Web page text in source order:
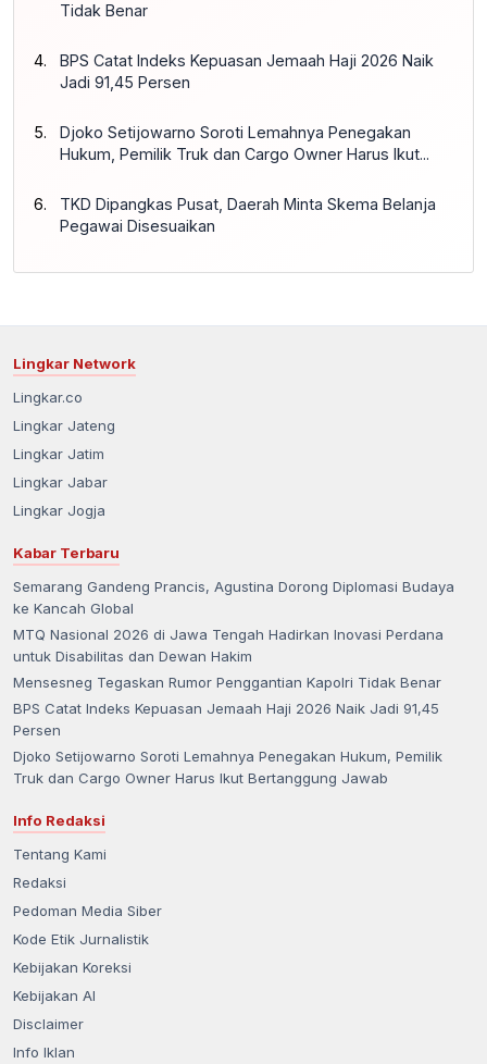
Tidak Benar
BPS Catat Indeks Kepuasan Jemaah Haji 2026 Naik
Jadi 91,45 Persen
Djoko Setijowarno Soroti Lemahnya Penegakan
Hukum, Pemilik Truk dan Cargo Owner Harus Ikut...
TKD Dipangkas Pusat, Daerah Minta Skema Belanja
Pegawai Disesuaikan
Lingkar Network
Lingkar.co
Lingkar Jateng
Lingkar Jatim
Lingkar Jabar
Lingkar Jogja
Kabar Terbaru
Semarang Gandeng Prancis, Agustina Dorong Diplomasi Budaya
ke Kancah Global
MTQ Nasional 2026 di Jawa Tengah Hadirkan Inovasi Perdana
untuk Disabilitas dan Dewan Hakim
Mensesneg Tegaskan Rumor Penggantian Kapolri Tidak Benar
BPS Catat Indeks Kepuasan Jemaah Haji 2026 Naik Jadi 91,45
Persen
Djoko Setijowarno Soroti Lemahnya Penegakan Hukum, Pemilik
Truk dan Cargo Owner Harus Ikut Bertanggung Jawab
Info Redaksi
Tentang Kami
Redaksi
Pedoman Media Siber
Kode Etik Jurnalistik
Kebijakan Koreksi
Kebijakan AI
Disclaimer
Info Iklan